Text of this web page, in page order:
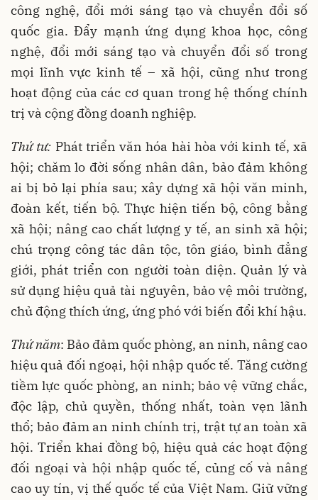
công nghệ, đổi mới sáng tạo và chuyển đổi số
quốc gia. Đẩy mạnh ứng dụng khoa học, công
nghệ, đổi mới sáng tạo và chuyển đổi số trong
mọi lĩnh vực kinh tế – xã hội, cũng như trong
hoạt động của các cơ quan trong hệ thống chính
trị và cộng đồng doanh nghiệp.
Thứ tư: Phát triển văn hóa hài hòa với kinh tế, xã
hội; chăm lo đời sống nhân dân, bảo đảm không
ai bị bỏ lại phía sau; xây dựng xã hội văn minh,
đoàn kết, tiến bộ. Thực hiện tiến bộ, công bằng
xã hội; nâng cao chất lượng y tế, an sinh xã hội;
chú trọng công tác dân tộc, tôn giáo, bình đẳng
giới, phát triển con người toàn diện. Quản lý và
sử dụng hiệu quả tài nguyên, bảo vệ môi trường,
chủ động thích ứng, ứng phó với biến đổi khí hậu.
Thứ năm: Bảo đảm quốc phòng, an ninh, nâng cao
hiệu quả đối ngoại, hội nhập quốc tế. Tăng cường
tiềm lực quốc phòng, an ninh; bảo vệ vững chắc,
độc lập, chủ quyền, thống nhất, toàn vẹn lãnh
thổ; bảo đảm an ninh chính trị, trật tự an toàn xã
hội. Triển khai đồng bộ, hiệu quả các hoạt động
đối ngoại và hội nhập quốc tế, củng cố và nâng
cao uy tín, vị thế quốc tế của Việt Nam. Giữ vững